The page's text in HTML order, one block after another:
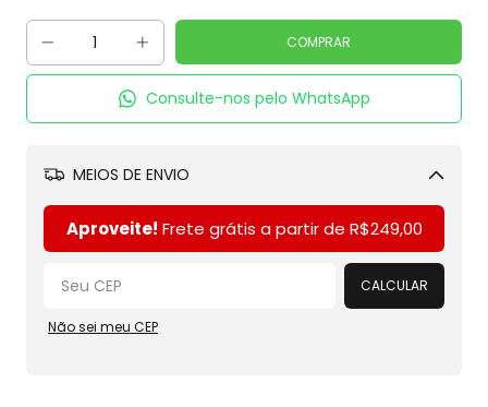
Consulte-nos pelo WhatsApp
MEIOS DE ENVIO
Aproveite! Frete grátis a partir de R$249,00
CALCULAR
Não sei meu CEP